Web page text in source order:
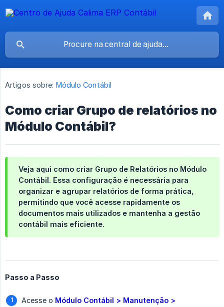
Artigos sobre: Módulo Contábil
Como criar Grupo de relatórios no
Módulo Contábil?
Veja aqui como criar Grupo de Relatórios no Módulo
Contábil. Essa configuração é necessária para
organizar e agrupar relatórios de forma prática,
permitindo que você acesse rapidamente os
documentos mais utilizados e mantenha a gestão
contábil mais eficiente.
Passo a Passo
Acesse o Módulo Contábil > Manutenção >